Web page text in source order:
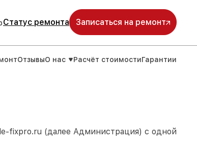
Статус ремонта Записаться на ремонт
ОтзывыО нас Расчёт стоимостиГарантии
fixpro.ru (далее Администрация) с одной